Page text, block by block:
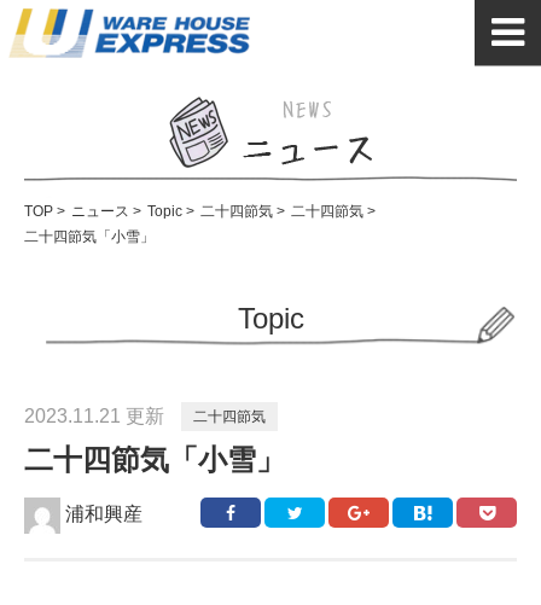
TOP > ニュース > Topic > 二十四節気 > 二十四節気 >
二十四節気「小雪」
Topic
2023.11.21 更新 二十四節気
二十四節気「小雪」
浦和興産